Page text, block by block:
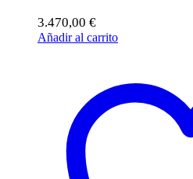
3.470,00 €
Añadir al carrito